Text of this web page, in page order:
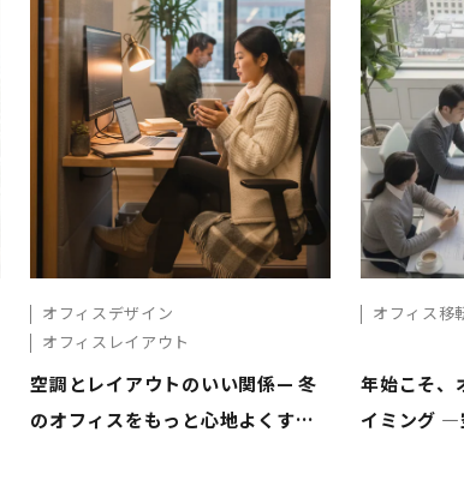
オフィスデザイン
オフィスレイアウト
空調とレイアウトのいい関係— 冬
のオフィスをもっと心地よくする
オフィス移
年始こそ、
イミング ―